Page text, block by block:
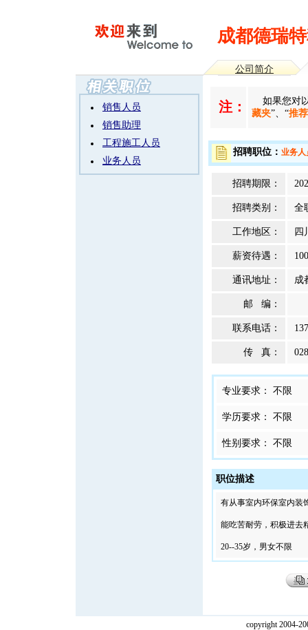
成都德瑞
公司简介
销售人员
销售助理
工程施工人员
业务人员
注：
如果您对
藏夹”、“推
招聘职位： 业务人
招聘期限：
招聘类别： 全
工作地区： 四
薪资待遇：
通讯地址： 成
邮 编：
联系电话：
传 真：
专业要求： 不限
学历要求： 不限
性别要求： 不限
职位描述
有从事室内环保室内装
能吃苦耐劳，积极进去
20--35岁，男女不限
copyright 2004-